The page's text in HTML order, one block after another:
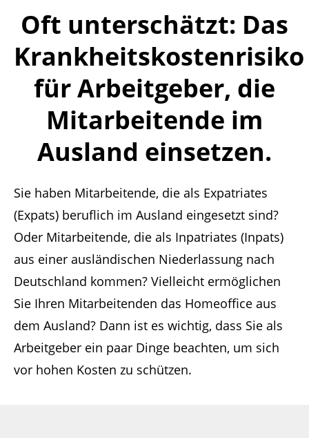
Oft unterschätzt: Das
Krankheitskostenrisiko
für Arbeitgeber, die
Mitarbeitende im
Ausland einsetzen.
Sie haben Mitarbeitende, die als Expatriates
(Expats) beruflich im Ausland eingesetzt sind?
Oder Mitarbeitende, die als Inpatriates (Inpats)
aus einer ausländischen Niederlassung nach
Deutschland kommen? Vielleicht ermöglichen
Sie Ihren Mitarbeitenden das Homeoffice aus
dem Ausland? Dann ist es wichtig, dass Sie als
Arbeitgeber ein paar Dinge beachten, um sich
vor hohen Kosten zu schützen.